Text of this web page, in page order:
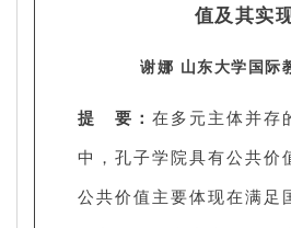
值及其实
谢娜 山东大学国际
提 要：在多元主体并存
中，孔子学院具有公共价
公共价值主要体现在满足